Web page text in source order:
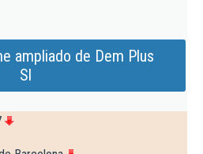
ampliado de Dem Plus
Sl